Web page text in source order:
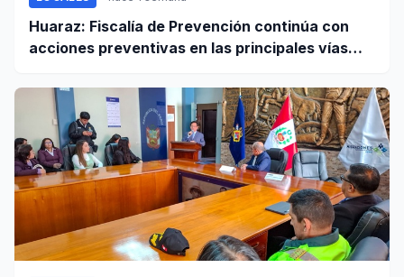
Huaraz: Fiscalía de Prevención continúa con
acciones preventivas en las principales vías